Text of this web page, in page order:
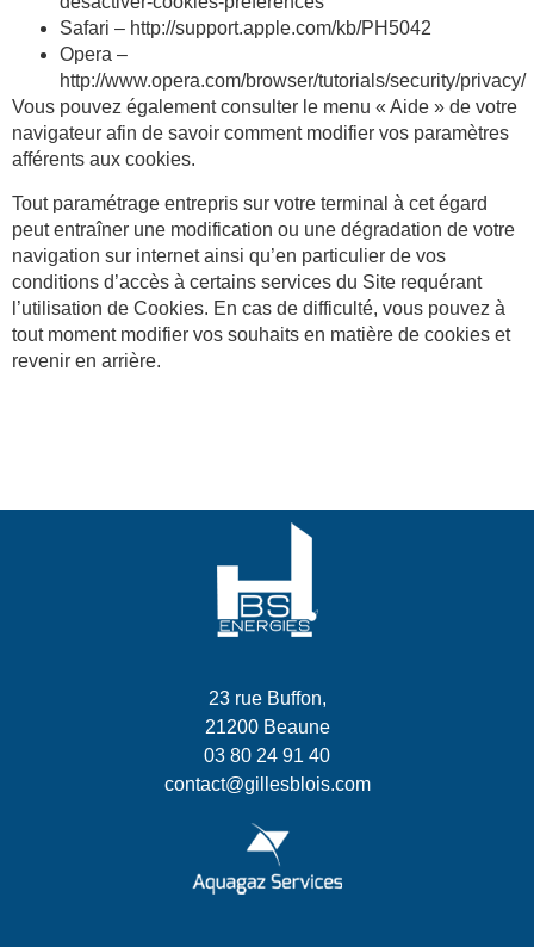
Safari – http://support.apple.com/kb/PH5042
Opera –
http://www.opera.com/browser/tutorials/security/privacy/
Vous pouvez également consulter le menu « Aide » de votre
navigateur afin de savoir comment modifier vos paramètres
afférents aux cookies.
Tout paramétrage entrepris sur votre terminal à cet égard
peut entraîner une modification ou une dégradation de votre
navigation sur internet ainsi qu’en particulier de vos
conditions d’accès à certains services du Site requérant
l’utilisation de Cookies. En cas de difficulté, vous pouvez à
tout moment modifier vos souhaits en matière de cookies et
revenir en arrière.
23 rue Buffon,
21200 Beaune
03 80 24 91 40
contact@gillesblois.com